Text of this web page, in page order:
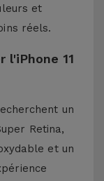
et
réels.
l'iPhone 11
un
Retina,
et un